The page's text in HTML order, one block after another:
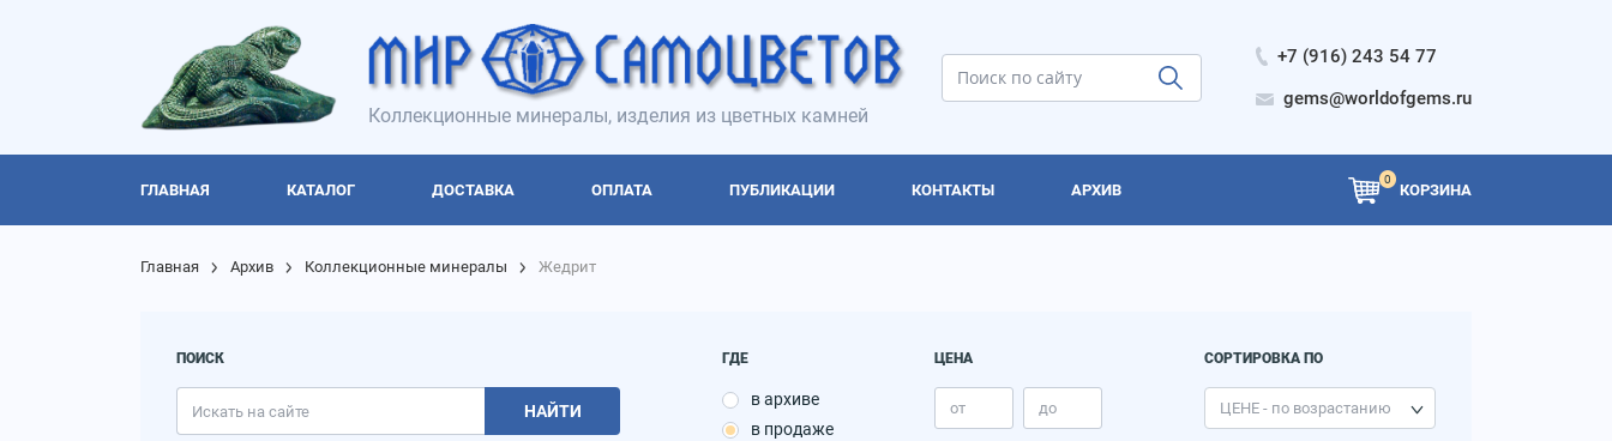
Коллекционные минералы, изделия из цветных камней
+7 (916) 243 54 77
gems@worldofgems.ru
ГЛАВНАЯ КАТАЛОГ ДОСТАВКА ОПЛАТА ПУБЛИКАЦИИ КОНТАКТЫ АРХИВ
0
КОРЗИНА
Главная Архив Коллекционные минералы Жедрит
ПОИСК
НАЙТИ
ГДЕ
в архиве
в продаже
ЦЕНА СОРТИРОВКА ПО